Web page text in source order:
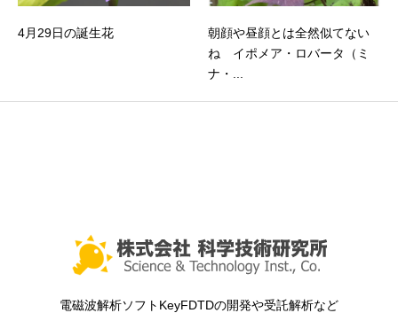
4月29日の誕生花
朝顔や昼顔とは全然似てない
ね イポメア・ロバータ（ミ
ナ・...
電磁波解析ソフトKeyFDTDの開発や受託解析など